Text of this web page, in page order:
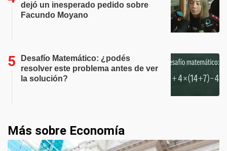
dejó un inesperado pedido sobre
Facundo Moyano
Desafío Matemático: ¿podés
resolver este problema antes de ver
la solución?
Más sobre Economía